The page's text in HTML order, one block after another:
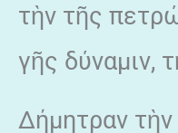
τὴν τῆς
γῆς δύναμιν,
Δήμητραν τὴν